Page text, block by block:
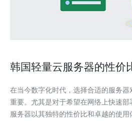
韩国轻量云服务器的性价
在当今数字化时代，选择合适的服务
重要。尤其是对于希望在网络上快速
服务器以其独特的性价比和卓越的使用